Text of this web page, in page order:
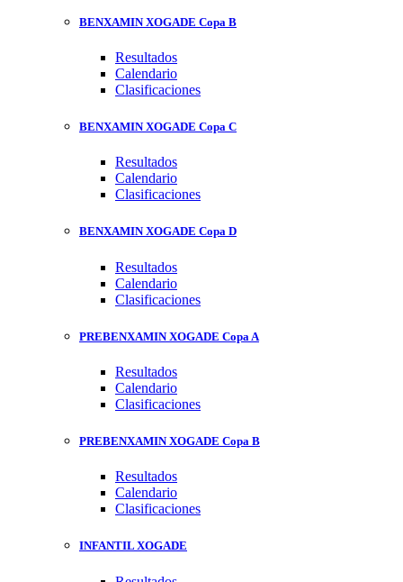
BENXAMIN XOGADE Copa B
Resultados
Calendario
Clasificaciones
BENXAMIN XOGADE Copa C
Resultados
Calendario
Clasificaciones
BENXAMIN XOGADE Copa D
Resultados
Calendario
Clasificaciones
PREBENXAMIN XOGADE Copa A
Resultados
Calendario
Clasificaciones
PREBENXAMIN XOGADE Copa B
Resultados
Calendario
Clasificaciones
INFANTIL XOGADE